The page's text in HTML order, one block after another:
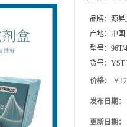
品牌： 源昇
产地： 中国
型号： 96T/
货号：
价格： ￥
发布日期：
更新日期：